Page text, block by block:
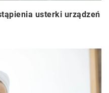
usterki urządzeń